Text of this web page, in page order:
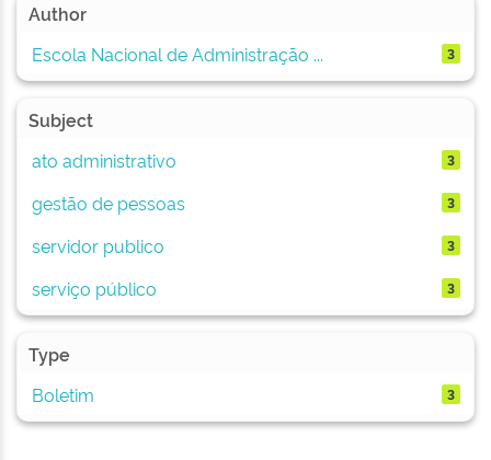
Author
Escola Nacional de Administração ...
3
Subject
ato administrativo
3
gestão de pessoas 3
servidor publico 3
serviço público 3
Type
Boletim
3